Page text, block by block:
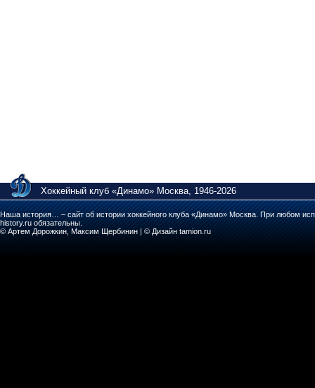
Хоккейный клуб «Динамо» Москва, 1946-2026
Наша история… – сайт об истории хоккейного клуба «Динамо» Москва. При любом
history.ru обязательны.
© Артем Дорожкин, Максим Щербинин | © Дизайн tamion.ru